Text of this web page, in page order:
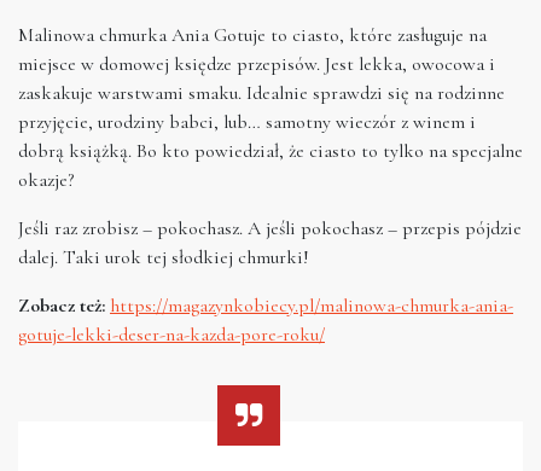
Malinowa chmurka Ania Gotuje to ciasto, które zasługuje na
miejsce w domowej księdze przepisów. Jest lekka, owocowa i
zaskakuje warstwami smaku. Idealnie sprawdzi się na rodzinne
przyjęcie, urodziny babci, lub… samotny wieczór z winem i
dobrą książką. Bo kto powiedział, że ciasto to tylko na specjalne
okazje?
Jeśli raz zrobisz – pokochasz. A jeśli pokochasz – przepis pójdzie
dalej. Taki urok tej słodkiej chmurki!
Zobacz też: https://magazynkobiecy.pl/malinowa-chmurka-ania-
gotuje-lekki-deser-na-kazda-pore-roku/